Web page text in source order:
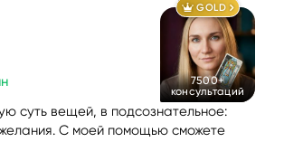
GOLD
7500+
консультаций
суть вещей, в подсознательное:
С моей помощью сможете